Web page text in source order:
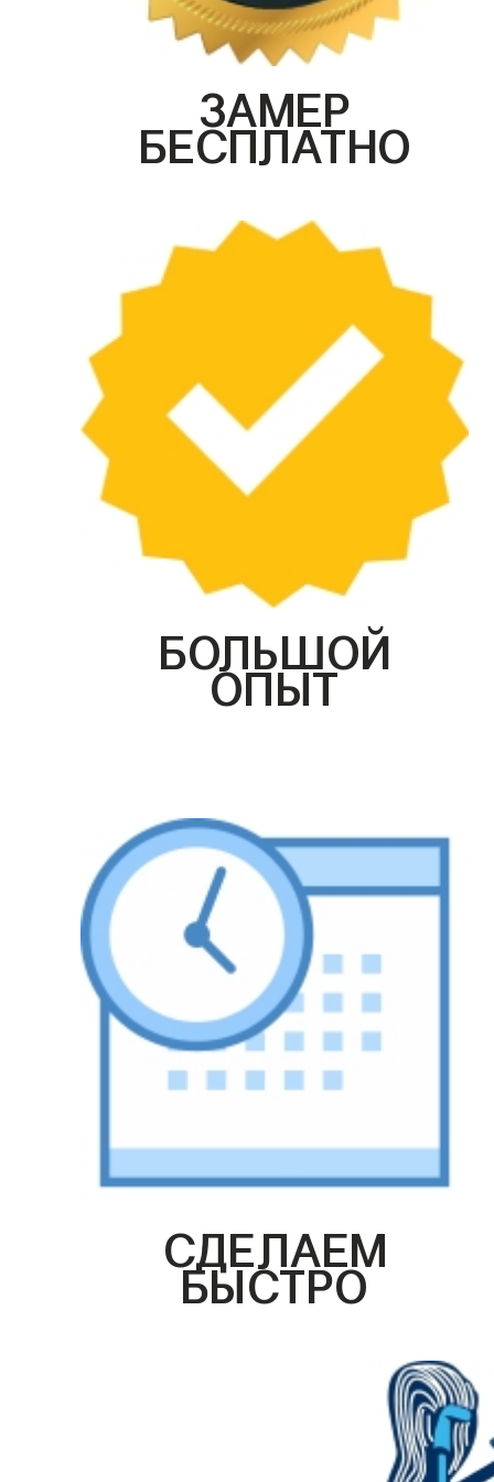
ЗАМЕР
БЕСПЛАТНО
БОЛЬШОЙ
ОПЫТ
СДЕЛАЕМ
БЫСТРО